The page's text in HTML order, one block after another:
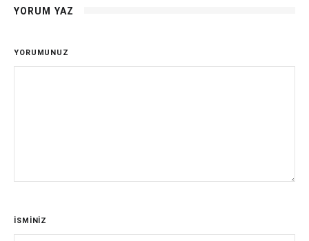
YORUM YAZ
YORUMUNUZ
İSMİNİZ